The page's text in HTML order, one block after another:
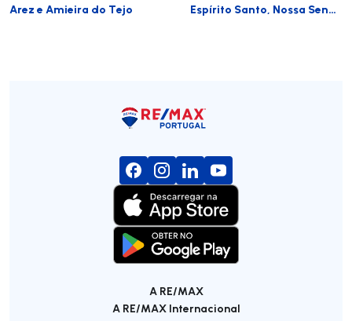
Arez e Amieira do Tejo
Espírito Santo, Nossa Senhora da Graça e São Simão
A RE/MAX
A RE/MAX Internacional